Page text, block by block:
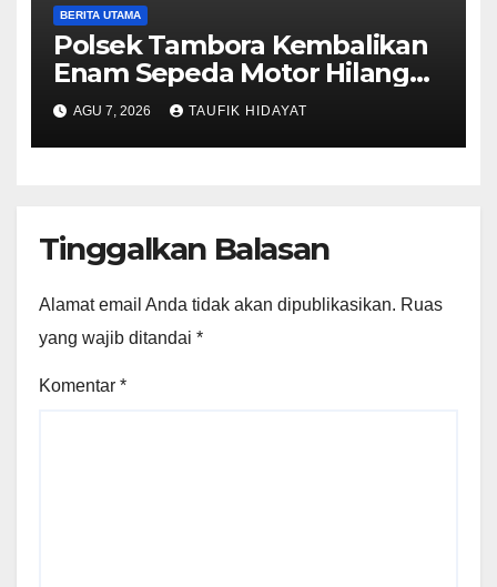
BERITA UTAMA
Polsek Tambora Kembalikan
Enam Sepeda Motor Hilang
kepada Pemilik, Wujud Nyata
Pelayanan Presisi Polri
AGU 7, 2026 TAUFIK HIDAYAT
Tinggalkan Balasan
Alamat email Anda tidak akan dipublikasikan. Ruas
yang wajib ditandai *
Komentar *